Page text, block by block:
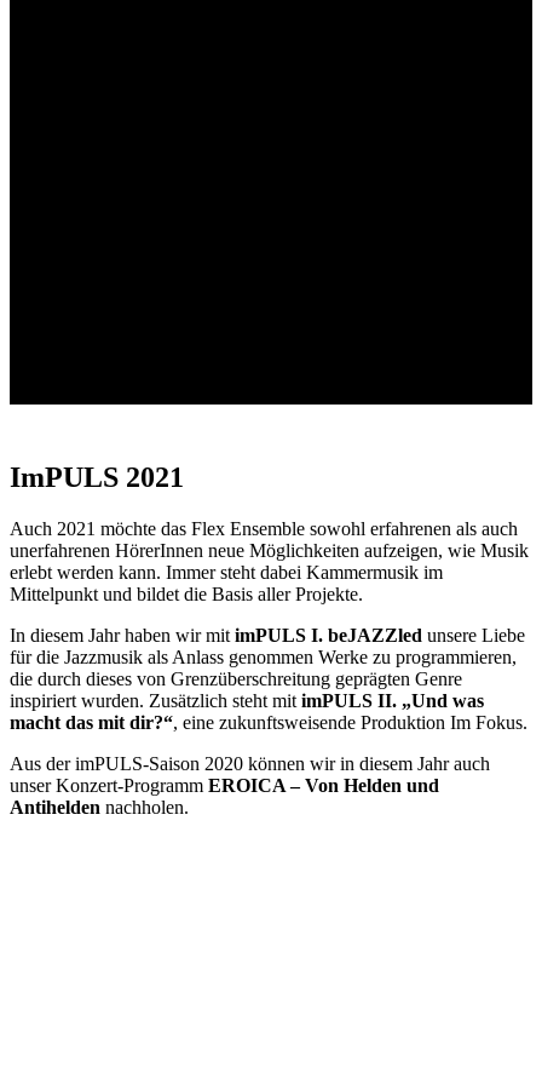
ImPULS 2021
Auch 2021 möchte das Flex Ensemble sowohl erfahrenen als auch
unerfahrenen HörerInnen neue Möglichkeiten aufzeigen, wie Musik
erlebt werden kann. Immer steht dabei Kammermusik im
Mittelpunkt und bildet die Basis aller Projekte.
In diesem Jahr haben wir mit imPULS I. beJAZZled unsere Liebe
für die Jazzmusik als Anlass genommen Werke zu programmieren,
die durch dieses von Grenzüberschreitung geprägten Genre
inspiriert wurden. Zusätzlich steht mit imPULS II. „Und was
macht das mit dir?“, eine zukunftsweisende Produktion Im Fokus.
Aus der imPULS-Saison 2020 können wir in diesem Jahr auch
unser Konzert-Programm EROICA – Von Helden und
Antihelden nachholen.